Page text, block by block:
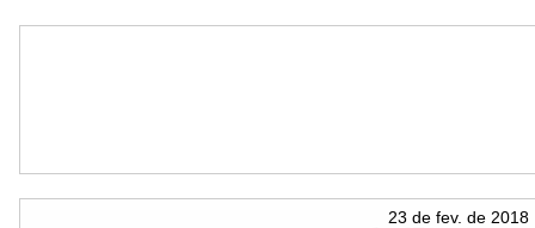
23 de fev. de 2018